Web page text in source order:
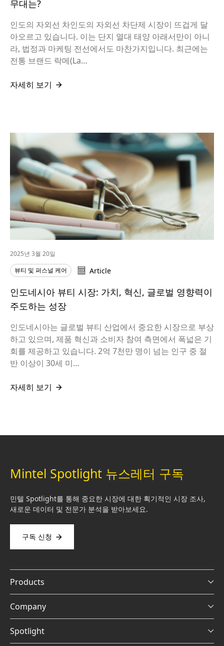
무대는?
인도의 자외선 차인도의 자외선 차단제 시장이 뜨겁게 달
아오르고 있습니다. 이는 단지 열대 태양 아래서만이 아니
라, 법정과 마케팅 전선에서도 마찬가지입니다. 최근에는
전통 브랜드 락메(La…
자세히 보기
2025년 3월 20일
뷰티 및 퍼스널 케어
Article
인도네시아 뷰티 시장: 가치, 혁신, 글로벌 영향력이
주도하는 성장
인도네시아는 글로벌 뷰티 산업에서 중요한 시장으로 부상
하고 있으며, 제품 혁신과 소비자 참여 측면에서 폭넓은 기
회를 제공하고 있습니다. 2억 7천만 명이 넘는 인구 중 절
반 이상이 30세 미…
자세히 보기
Mintel Spotlight 뉴스레터 구독
민텔 Spotlight를 통해 중요한 시장에 대한 획기적인 시장 조사,
새로운 데이터 및 전문가 분석을 받아보세요.
구독 신청
Products
Company
Spotlight